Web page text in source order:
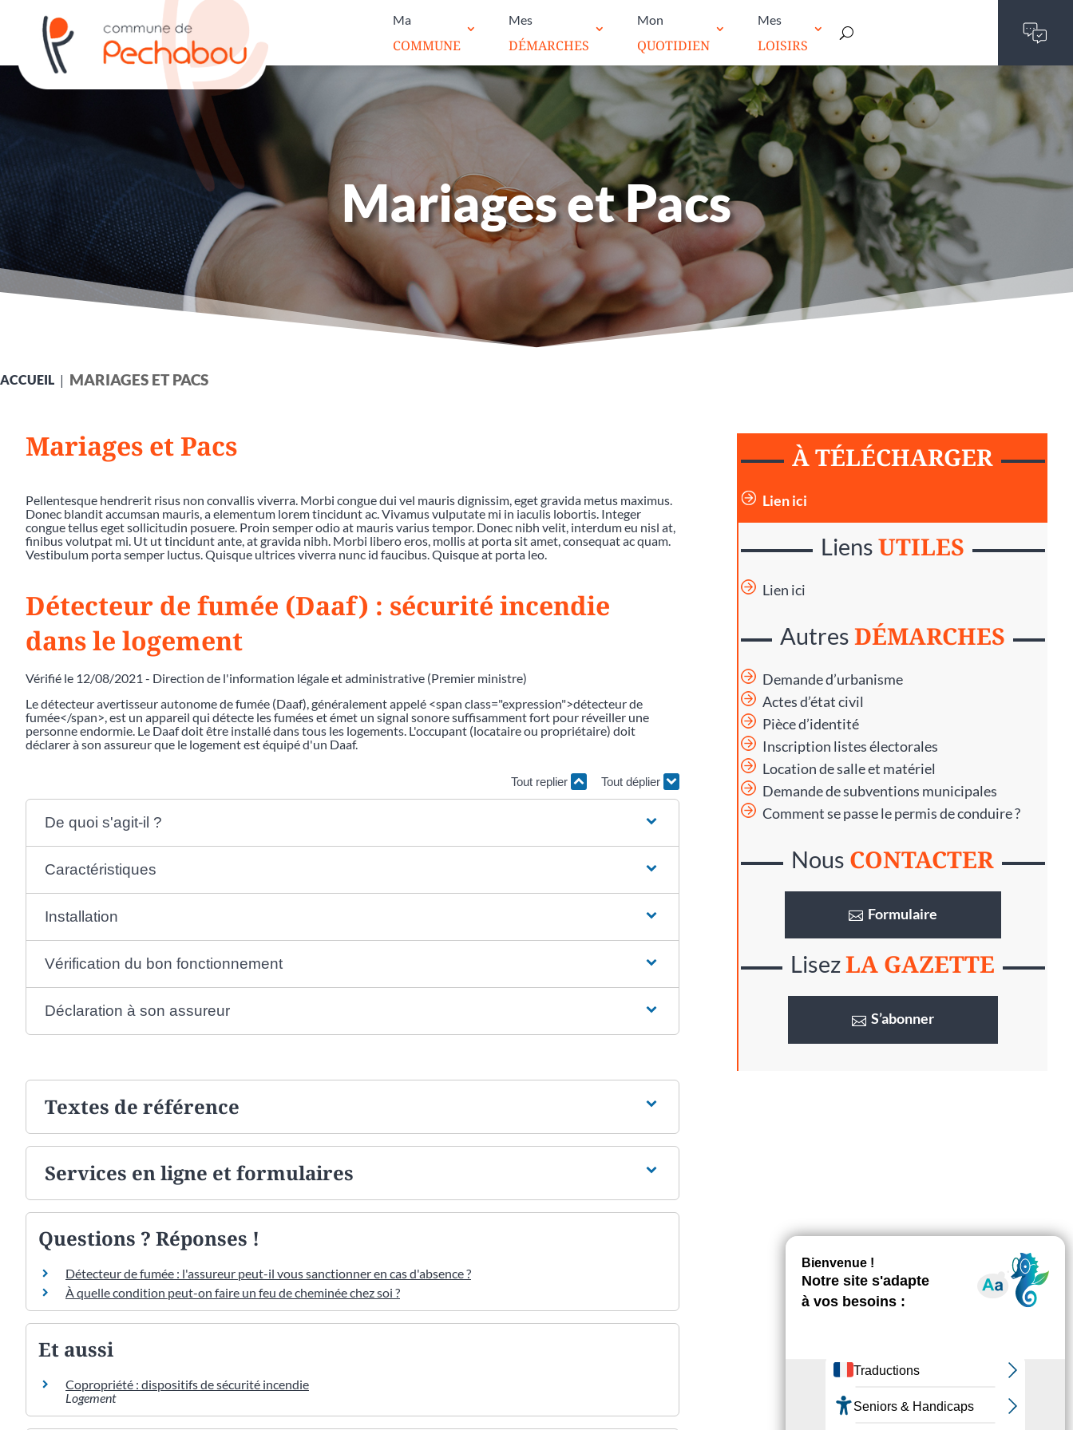
Ma
COMMUNE
Mes
DÉMARCHES
Mon
QUOTIDIEN
Mes
LOISIRS
Mariages et Pacs
ACCUEIL MARIAGES ET PACS
Mariages et Pacs
Pellentesque hendrerit risus non convallis viverra. Morbi congue dui vel mauris dignissim, eget gravida metus maximus.
Donec blandit accumsan mauris, a elementum lorem tincidunt ac. Vivamus vulputate mi in iaculis lobortis. Integer
congue tellus eget sollicitudin posuere. Proin semper odio at mauris varius tempor. Donec nibh velit, interdum eu nisl at,
finibus volutpat mi. Ut ut tincidunt ante, at gravida nibh. Morbi libero eros, mollis at porta sit amet, consequat ac quam.
Vestibulum porta semper luctus. Quisque ultrices viverra nunc id faucibus. Quisque at porta leo.
Détecteur de fumée (Daaf) : sécurité incendie
dans le logement
Vérifié le 12/08/2021 - Direction de l'information légale et administrative (Premier ministre)
Le détecteur avertisseur autonome de fumée (Daaf), généralement appelé <span class="expression">détecteur de
fumée</span>, est un appareil qui détecte les fumées et émet un signal sonore suffisamment fort pour réveiller une
personne endormie. Le Daaf doit être installé dans tous les logements. L'occupant (locataire ou propriétaire) doit
déclarer à son assureur que le logement est équipé d'un Daaf.
Tout replier Tout déplier
De quoi s'agit-il ?
Caractéristiques
Installation
Vérification du bon fonctionnement
Déclaration à son assureur
Textes de référence
Services en ligne et formulaires
Questions ? Réponses !
Détecteur de fumée : l'assureur peut-il vous sanctionner en cas d'absence ?
À quelle condition peut-on faire un feu de cheminée chez soi ?
Et aussi
Copropriété : dispositifs de sécurité incendie
Logement
À TÉLÉCHARGER
Lien ici
LiensUTILES
Lien ici
AutresDÉMARCHES
Demande d’urbanisme
Actes d’état civil
Pièce d’identité
Inscription listes électorales
Location de salle et matériel
Demande de subventions municipales
Comment se passe le permis de conduire ?
Nous CONTACTER
Formulaire
LisezLA GAZETTE
S’abonner